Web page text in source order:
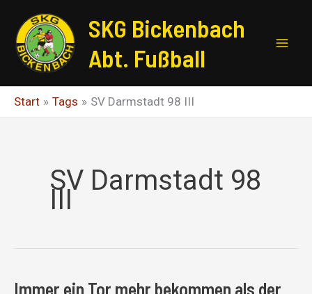
Inhalt
springen
SKG Bickenbach
Abt. Fußball
Start Tags SV Darmstadt 98 III
SV Darmstadt 98
III
Immer ein Tor mehr bekommen als der